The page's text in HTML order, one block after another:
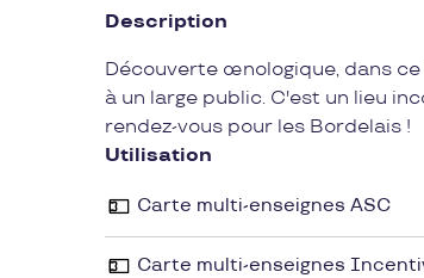
Description
Découverte œnologique, dans
à un large public. C'est un lieu
rendez-vous pour les Bordelais !
Utilisation
Carte multi-enseignes ASC
Carte multi-enseignes